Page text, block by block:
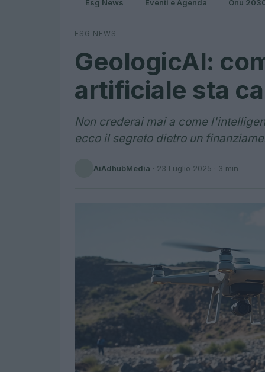
Esg News Eventi e Agenda Onu
ESG NEWS
GeologicAI:
artificiale sta
Non crederai mai a come
ecco il segreto dietro un
AiAdhubMedia · 23 Luglio 2025 · 3 min